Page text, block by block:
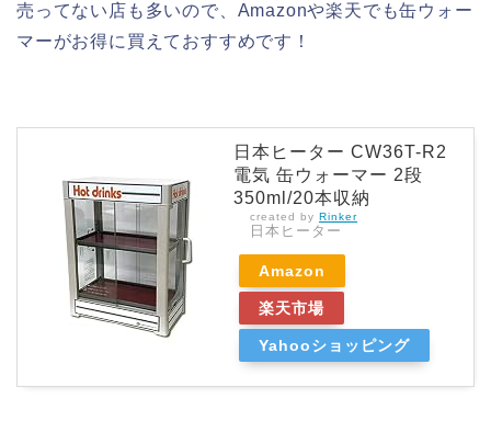
売ってない店も多いので、Amazonや楽天でも缶ウォー
マーがお得に買えておすすめです！
日本ヒーター CW36T-R2
電気 缶ウォーマー 2段
350ml/20本収納
created by Rinker
日本ヒーター
Amazon
楽天市場
Yahooショッピング